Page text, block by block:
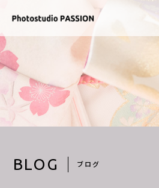
BLOG ブログ
HOME
ABOUT US
MENU
GALLERY